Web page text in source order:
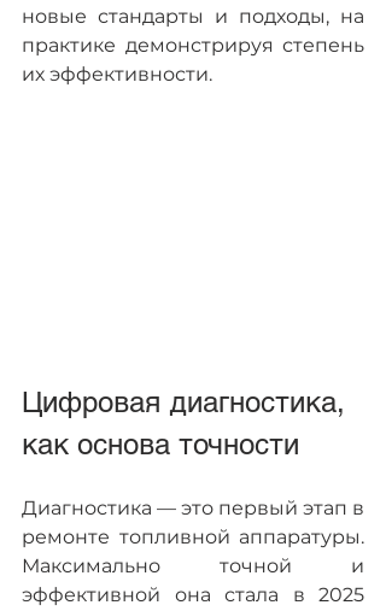
новые стандарты и подходы, на
практике демонстрируя степень
их эффективности.
Цифровая диагностика,
как основа точности
Диагностика — это первый этап в
ремонте топливной аппаратуры.
Максимально точной и
эффективной она стала в 2025